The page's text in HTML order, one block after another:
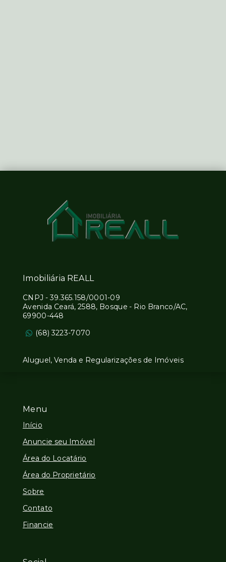
Menu
Início
Anuncie seu Imóvel
Área do Locatário
Área do Proprietário
Sobre
Contato
Financie
Imobiliária REALL
CNPJ -39.365.158/0001-09
Avenida Ceará, 2588, Bosque - Rio Branco/AC,
69900-448
(68) 3223-7070
Aluguel, Venda e Regularizações de Imóveis